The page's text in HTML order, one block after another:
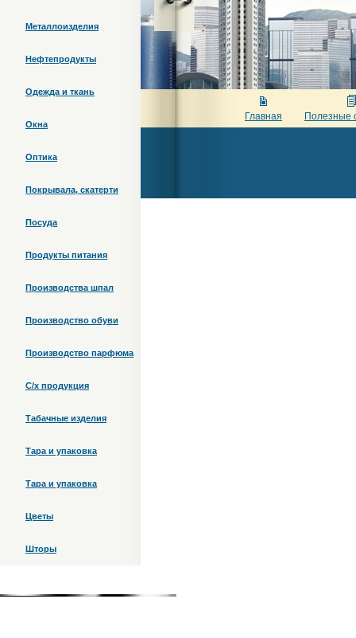
Металлоизделия
Нефтепродукты
Одежда и ткань
Окна
Оптика
Покрывала, скатерти
Посуда
Продукты питания
Производства шпал
Производство обуви
Производство парфюма
С/х продукция
Табачные изделия
Тара и упаковка
Тара и упаковка
Цветы
Шторы
Главная Полезные